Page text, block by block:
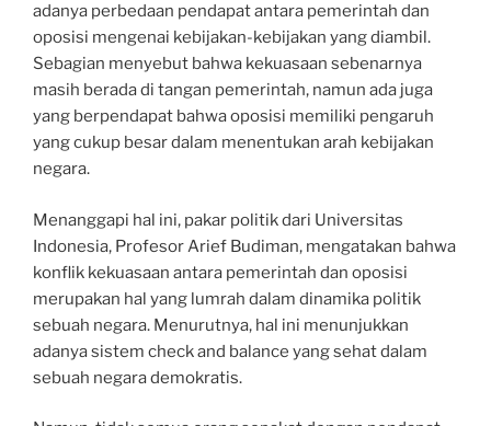
adanya perbedaan pendapat antara pemerintah dan
oposisi mengenai kebijakan-kebijakan yang diambil.
Sebagian menyebut bahwa kekuasaan sebenarnya
masih berada di tangan pemerintah, namun ada juga
yang berpendapat bahwa oposisi memiliki pengaruh
yang cukup besar dalam menentukan arah kebijakan
negara.
Menanggapi hal ini, pakar politik dari Universitas
Indonesia, Profesor Arief Budiman, mengatakan bahwa
konflik kekuasaan antara pemerintah dan oposisi
merupakan hal yang lumrah dalam dinamika politik
sebuah negara. Menurutnya, hal ini menunjukkan
adanya sistem check and balance yang sehat dalam
sebuah negara demokratis.